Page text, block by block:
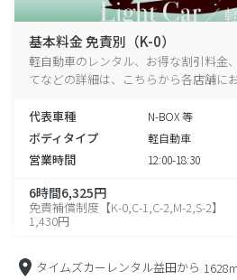
基本料金 免責別（K-0）
軽自動車のレンタル、お得な割引料金
てなどの詳細は、こちらから各店舗に
代表車種 N-BOX 等
ボディタイプ 軽自動車
営業時間 12:00-18:30
6時間6,325円
免責補償制度【K-0,C-1,C-2,M-2,S-2】
1,430円
タイムズカーレンタル益田から 1628m